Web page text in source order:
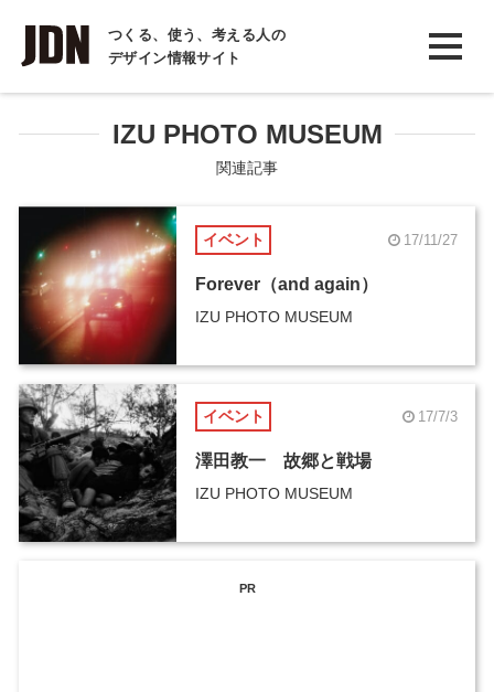
つくる、使う、考える人の
デザイン情報サイト
INTERVIEW
インタビュー
REPORT
COLUMN
コラム
IZU PHOTO MUSEUM
関連記事
イベント 17/11/27
Forever（and again）
IZU PHOTO MUSEUM
イベント 17/7/3
澤田教一 故郷と戦場
IZU PHOTO MUSEUM
PR